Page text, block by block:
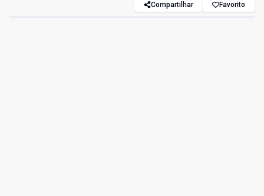
Compartilhar Favorito